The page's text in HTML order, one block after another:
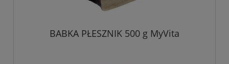
BABKA PŁESZNIK 500 g MyVita